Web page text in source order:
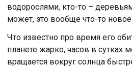
водорослями, кто-то –
может, это вообще что-то новое.
Что известно про время его
планете жарко, часов в сутках
вращается вокруг солнца